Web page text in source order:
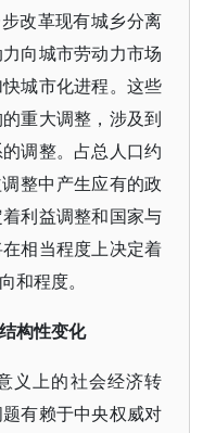
改革现有城乡分离
向城市劳动力市场
城市化进程。这些
重大调整，涉及到
调整。占总人口约
整中产生应有的政
利益调整和国家与
相当程度上决定着
和程度。
构性变化
义上的社会经济转
有赖于中央权威对